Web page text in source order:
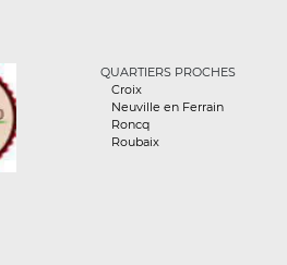
QUARTIERS PROCHES
Croix
Neuville en Ferrain
Roncq
Roubaix